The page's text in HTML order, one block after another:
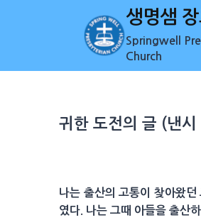
생명샘
Springwell
Church
귀한 도전의 글 (낸
나는 출산의 고통이 찾아왔
였다. 나는 그때 아들을 출산